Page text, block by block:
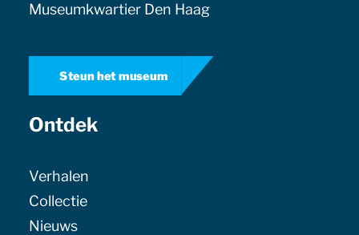
Museumkwartier Den Haag
Steun het museum
Ontdek
Verhalen
Collectie
Nieuws